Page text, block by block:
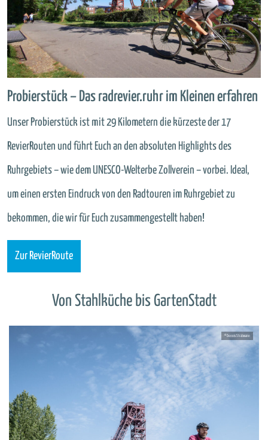
Probierstück – Das radrevier.ruhr im Kleinen erfahren
Unser Probierstück ist mit 29 Kilometern die kürzeste der 17
RevierRouten und führt Euch an den absoluten Highlights des
Ruhrgebiets – wie dem UNESCO-Welterbe Zollverein – vorbei. Ideal,
um einen ersten Eindruck von den Radtouren im Ruhrgebiet zu
bekommen, die wir für Euch zusammengestellt haben!
Zur RevierRoute
Von Stahlküche bis GartenStadt